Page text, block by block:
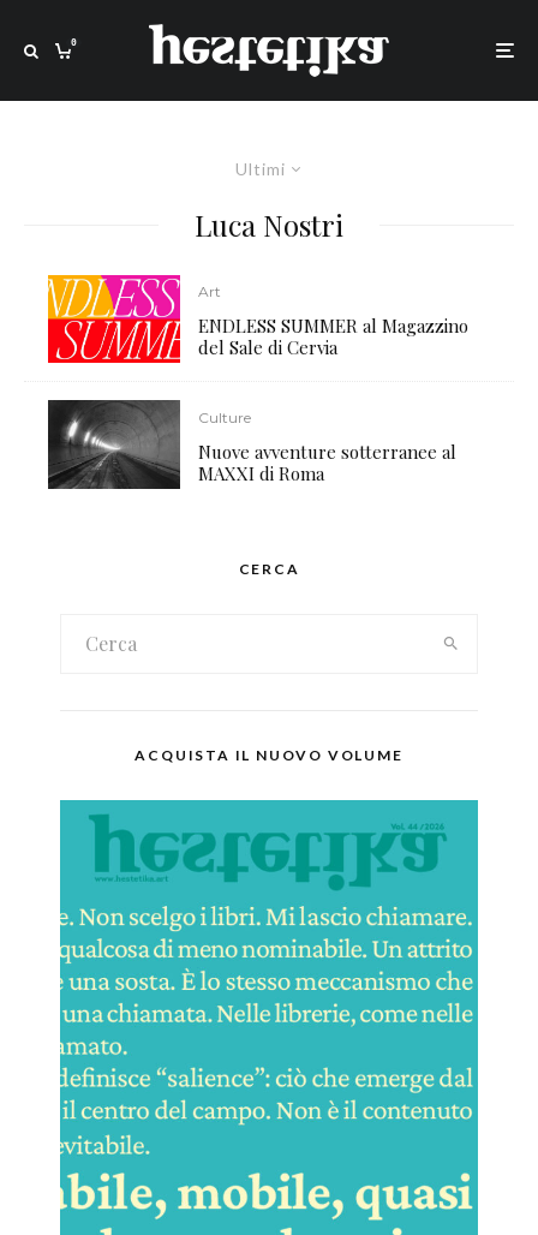
0
Ultimi
Luca Nostri
Art
ENDLESS SUMMER al Magazzino
del Sale di Cervia
Culture
Nuove avventure sotterranee al
MAXXI di Roma
CERCA
ACQUISTA IL NUOVO VOLUME